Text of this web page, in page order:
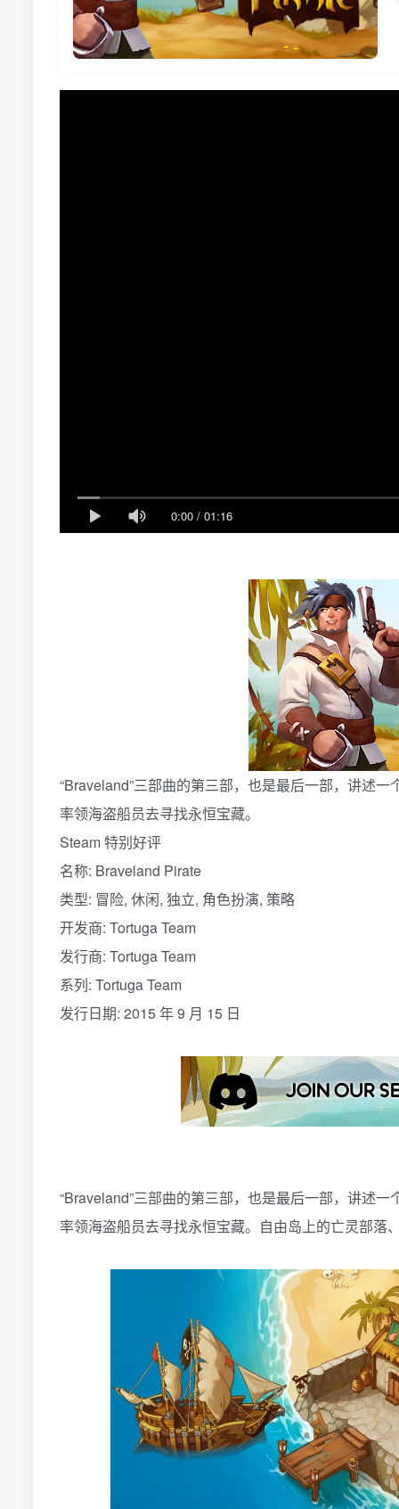
0:00 / 01:16
“Braveland”三部曲的第三部，也是最后一部，讲述
率领海盗船员去寻找永恒宝藏。
Steam 特别好评
名称: Braveland Pirate
类型: 冒险, 休闲, 独立, 角色扮演, 策略
开发商: Tortuga Team
发行商: Tortuga Team
系列: Tortuga Team
发行日期: 2015 年 9 月 15 日
“Braveland”三部曲的第三部，也是最后一部，讲述
率领海盗船员去寻找永恒宝藏。自由岛上的亡灵部落